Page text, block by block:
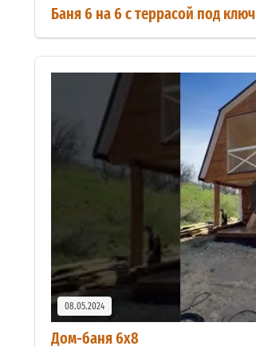
Баня 6 на 6 с террасой под ключ
08.05.2024
Дом-баня 6х8